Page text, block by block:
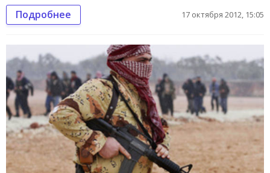
Подробнее 17 октября 2012, 15:05